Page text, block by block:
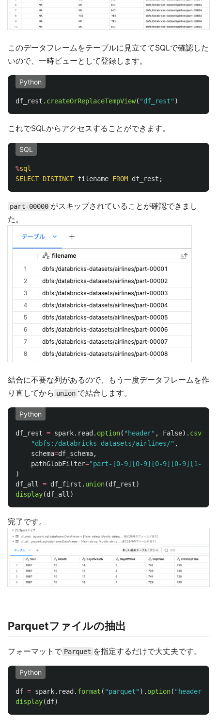
このデータフレームをテーブルに見立ててSQLで確認した
いので、一時ビューとして登録します。
Python
df_rest . createOrReplaceTempView( "df_rest" )
これでSQLからアクセスすることができます。
SQL
%sql
SELECT DISTINCT filename FROM df_rest ;
part-00000 がスキップされていることが確認できまし
た。
結合に不要な列があるので、もう一度データフレームを作
り直してから union で結合します。
Python
df_rest = spark. read. option( "header" , False). csv
"dbfs:/databricks-datasets/airlines/" ,
schema=df_schema,
pathGlobFilter="part-[0-9][0-9][0-9][0-9][1-9]
)
df_all
= df_first . union(df_rest)
display(df_all )
完了です。
Parquetファイルの抽出
フォーマットで Parquet を指定するだけで大丈夫です。
Python
df = spark. read . format ( "parquet" ). option( " header
display(df)